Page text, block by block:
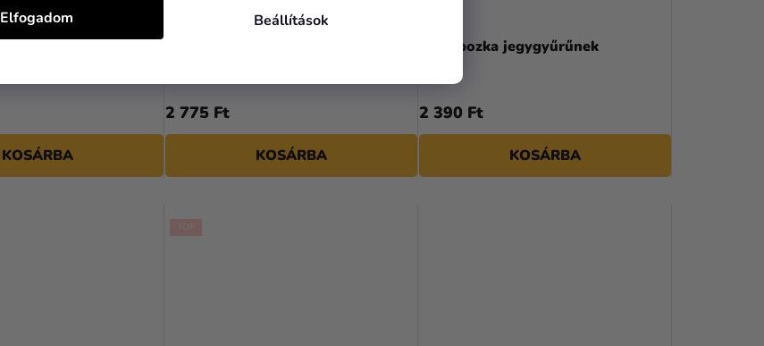
Beállítások
Elfogadom
KOSÁRBA
2 775 Ft
KOSÁRBA
Fa dobozka jegygyűrűnek
2 390 Ft
KOSÁRBA